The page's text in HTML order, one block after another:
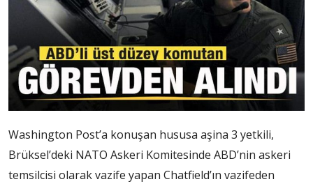
Washington Post’a konuşan hususa aşina 3 yetkili,
Brüksel’deki NATO Askeri Komitesinde ABD’nin askeri
temsilcisi olarak vazife yapan Chatfield’ın vazifeden